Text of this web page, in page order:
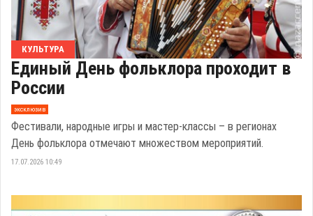
КУЛЬТУРА
Единый День фольклора проходит в
России
эксклюзив
Фестивали, народные игры и мастер-классы – в регионах
День фольклора отмечают множеством мероприятий.
17.07.2026 10:49